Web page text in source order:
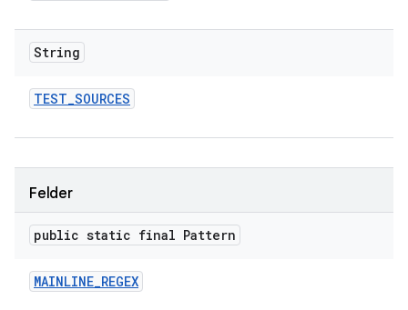
String
TEST_SOURCES
Felder
public static final Pattern
MAINLINE_REGEX